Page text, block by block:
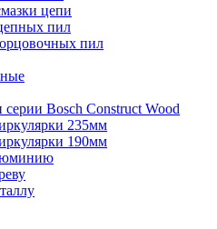
цепи
пил
пил
серии Bosch Construct Wood
235мм
190мм